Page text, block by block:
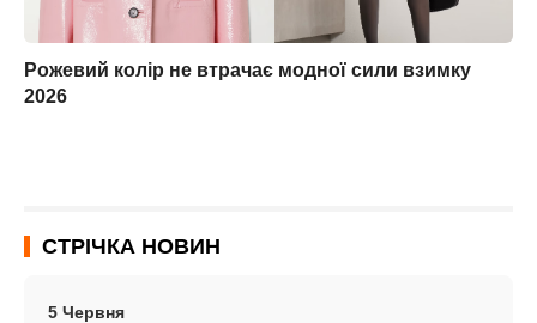
Рожевий колір не втрачає модної сили взимку
2026
СТРІЧКА НОВИН
5 Червня